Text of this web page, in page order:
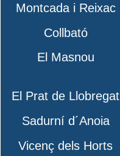
Montcada i Reixac
Collbató
El Masnou
El Prat de Llobregat
Sadurní d´Anoia
Vicenç dels Horts